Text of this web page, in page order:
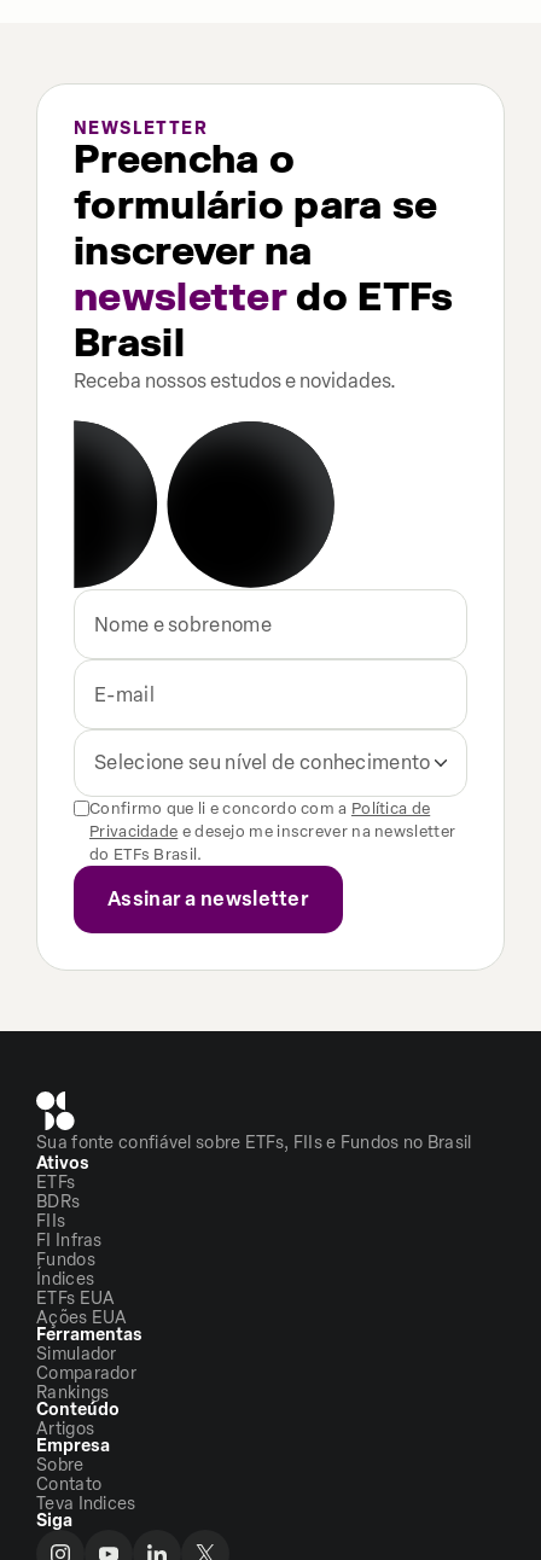
NEWSLETTER
Preencha o
formulário para se
inscrever na
newsletterdo ETFs
Brasil
Receba nossos estudos e novidades.
Selecione seu nível de conhecimento
Confirmo que li e concordo com a Política de
Privacidade e desejo me inscrever na newsletter
do ETFs Brasil.
Sua fonte confiável sobre ETFs, FIIs e Fundos no Brasil
Ativos
ETFs
BDRs
FIIs
FI Infras
Fundos
Índices
ETFs EUA
Ações EUA
Ferramentas
Simulador
Comparador
Rankings
Conteúdo
Artigos
Empresa
Sobre
Contato
Teva Indices
Siga